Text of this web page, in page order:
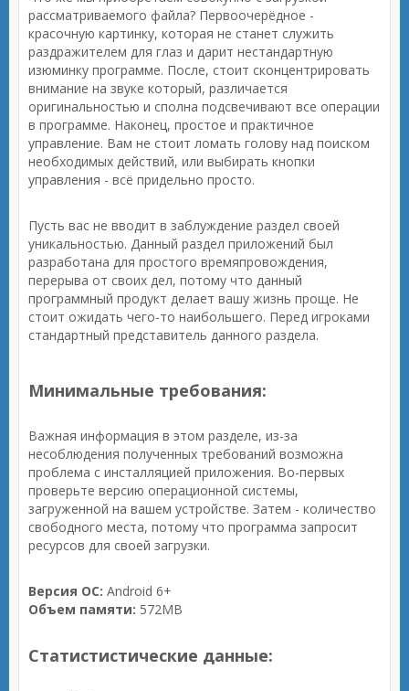
рассматриваемого файла? Первоочерёдное -
красочную картинку, которая не станет служить
раздражителем для глаз и дарит нестандартную
изюминку программе. После, стоит сконцентрировать
внимание на звуке который, различается
оригинальностью и сполна подсвечивают все операции
в программе. Наконец, простое и практичное
управление. Вам не стоит ломать голову над поиском
необходимых действий, или выбирать кнопки
управления - всё придельно просто.
Пусть вас не вводит в заблуждение раздел своей
уникальностью. Данный раздел приложений был
разработана для простого времяпровождения,
перерыва от своих дел, потому что данный
программный продукт делает вашу жизнь проще. Не
стоит ожидать чего-то наибольшего. Перед игроками
стандартный представитель данного раздела.
Минимальные требования:
Важная информация в этом разделе, из-за
несоблюдения полученных требований возможна
проблема с инсталляцией приложения. Во-первых
проверьте версию операционной системы,
загруженной на вашем устройстве. Затем - количество
свободного места, потому что программа запросит
ресурсов для своей загрузки.
Версия ОС: Android 6+
Объем памяти: 572MB
Статистистические данные: